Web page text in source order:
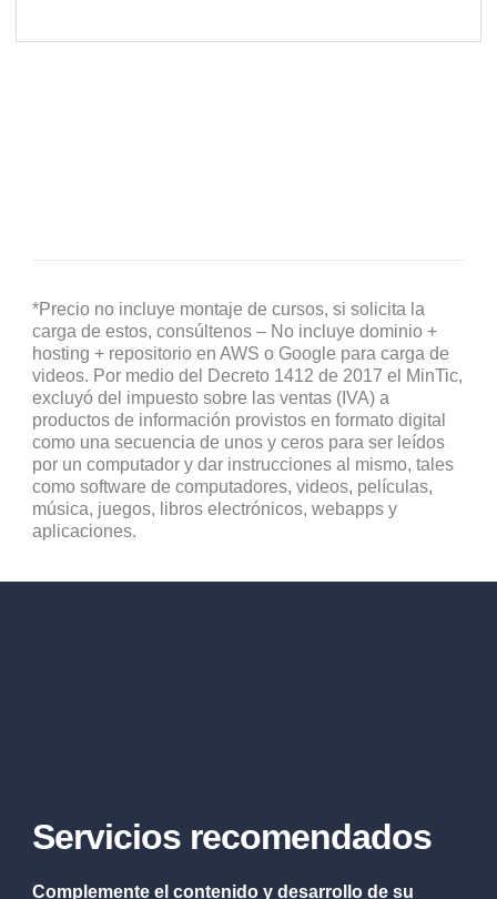
*Precio no incluye montaje de cursos, si solicita la
carga de estos, consúltenos – No incluye dominio +
hosting + repositorio en AWS o Google para carga de
videos. Por medio del Decreto 1412 de 2017 el MinTic,
excluyó del impuesto sobre las ventas (IVA) a
productos de información provistos en formato digital
como una secuencia de unos y ceros para ser leídos
por un computador y dar instrucciones al mismo, tales
como software de computadores, videos, películas,
música, juegos, libros electrónicos, webapps y
aplicaciones.
Servicios recomendados
Complemente el contenido y desarrollo de su